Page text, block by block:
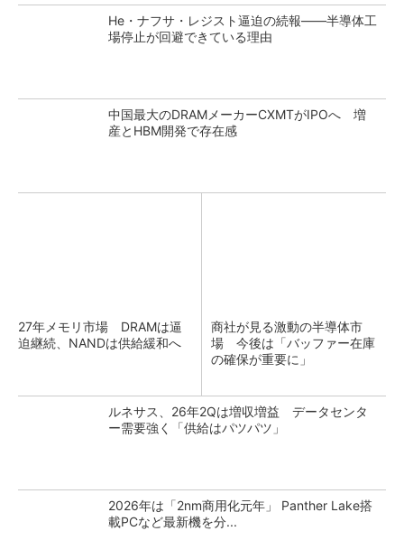
He・ナフサ・レジスト逼迫の続報――半導体工
場停止が回避できている理由
中国最大のDRAMメーカーCXMTがIPOへ 増
産とHBM開発で存在感
27年メモリ市場 DRAMは逼
迫継続、NANDは供給緩和へ
商社が見る激動の半導体市
場 今後は「バッファー在庫
の確保が重要に」
ルネサス、26年2Qは増収増益 データセンタ
ー需要強く「供給はパツパツ」
2026年は「2nm商用化元年」 Panther Lake搭
載PCなど最新機を分...